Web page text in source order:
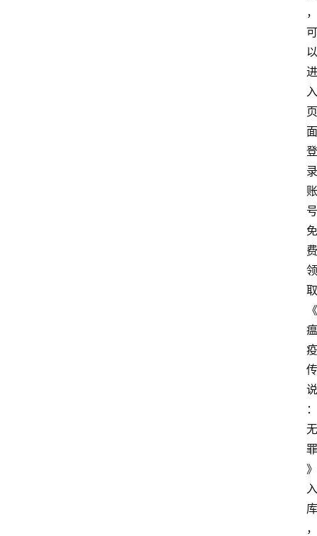
，
可
以
进
入
页
面
登
录
账
号
免
费
领
取
《
瘟
疫
传
说
：
无
罪
》
入
库
，